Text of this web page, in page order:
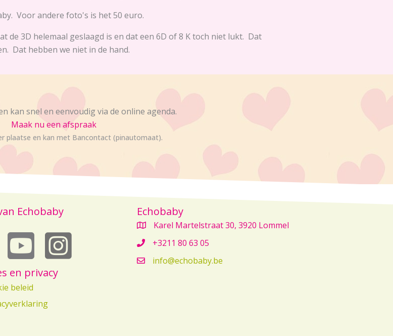
Voor andere foto's is het 50 euro.
de 3D helemaal geslaagd is en dat een 6D of 8 K toch niet lukt. Dat
Dat hebben we niet in de hand.
kan snel en eenvoudig via de online agenda.
Maak nu een afspraak
plaatse en kan met Bancontact (pinautomaat).
Echobaby
echobaby op youtube
en privacy
beleid
Echobaby
Karel Martelstraat 30, 3920 Lommel
+3211 80 63 05
info@echobaby.be